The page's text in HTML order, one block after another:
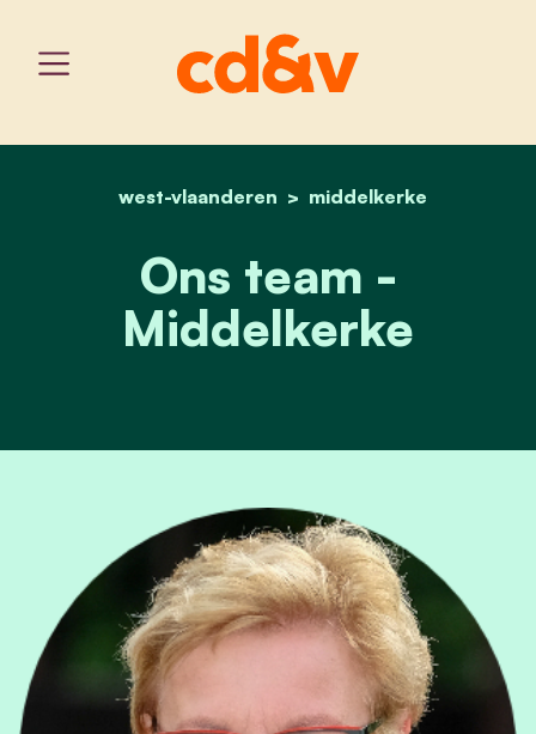
home
west-vlaanderen middelkerke
ons team
Ons team -
Middelkerke